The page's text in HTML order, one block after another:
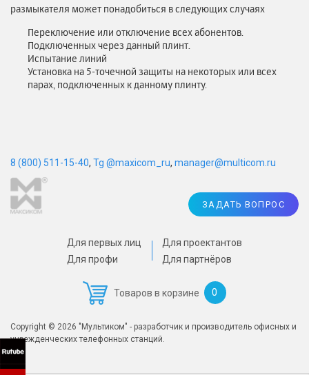
размыкателя может понадобиться в следующих случаях
Переключение или отключение всех абонентов.
Подключенных через данный плинт.
Испытание линий
Установка на 5-точечной защиты на некоторых или всех
парах, подключенных к данному плинту.
Для первых лиц
Для профи
Для проектантов
Для партнёров
Товаров в корзине 0
ЗАДАТЬ ВОПРОС
Copyright © 2026 "Мультиком" - разработчик и производитель офисных и
учрежденческих телефонных станций.
8 (800) 511-15-40, Tg @maxicom_ru, manager@multicom.ru